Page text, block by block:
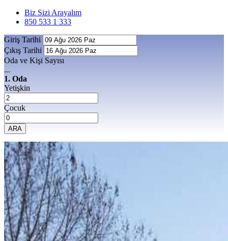
Biz Sizi Arayalım
850 533 1 333
Giriş Tarihi
Çıkış Tarihi
Oda ve Kişi Sayısı
...
1. Oda
Yetişkin
Çocuk
ARA